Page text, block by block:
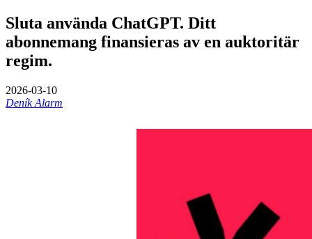
Sluta använda ChatGPT. Ditt
abonnemang finansieras av en auktoritär
regim.
2026-03-10
Deník Alarm